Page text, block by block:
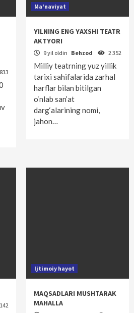
Ma'naviyat
YILNING ENG YAXSHI TEATR
AKTYORI
9 yil oldin Behzod 2 352
Milliy teatrning yuz yillik
tarixi sahifalarida zarhal
harflar bilan bitilgan
o‘nlab san’at
darg‘alarining nomi,
jahon…
Ijtimoiy hayot
MAQSADLARI MUSHTARAK
MAHALLA